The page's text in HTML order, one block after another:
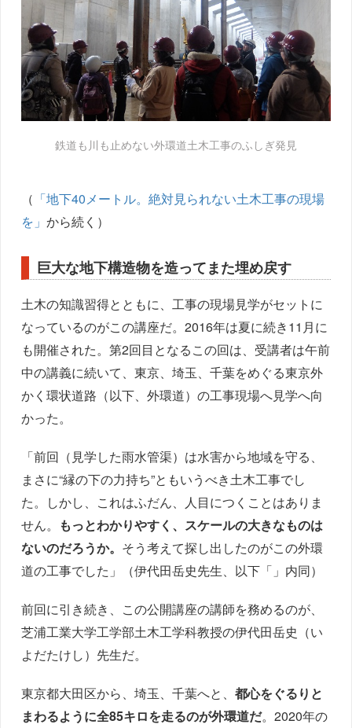
鉄道も川も止めない外環道土木工事のふしぎ発見
（ 「地下40メートル。絶対見られない土木工事の現場
を」から続く）
巨大な地下構造物を造ってまた埋め戻す
土木の知識習得とともに、工事の現場見学がセットに
なっているのがこの講座だ。2016年は夏に続き11月に
も開催された。第2回目となるこの回は、受講者は午前
中の講義に続いて、東京、埼玉、千葉をめぐる東京外
かく環状道路（以下、外環道）の工事現場へ見学へ向
かった。
「前回（見学した雨水管渠）は水害から地域を守る、
まさに“縁の下の力持ち”ともいうべき土木工事でし
た。しかし、これはふだん、人目につくことはありま
せん。
もっとわかりやすく、スケールの大きなものは
ないのだろうか。 そう考えて探し出したのがこの外環
道の工事でした」（伊代田岳史先生、以下「」内同）
前回に引き続き、この公開講座の講師を務めるのが、
芝浦工業大学工学部土木工学科教授の伊代田岳史（い
よだたけし）先生だ。
東京都大田区から、埼玉、千葉へと、都心をぐるりと
まわるように全85キロを走るのが外環道だ。2020年の